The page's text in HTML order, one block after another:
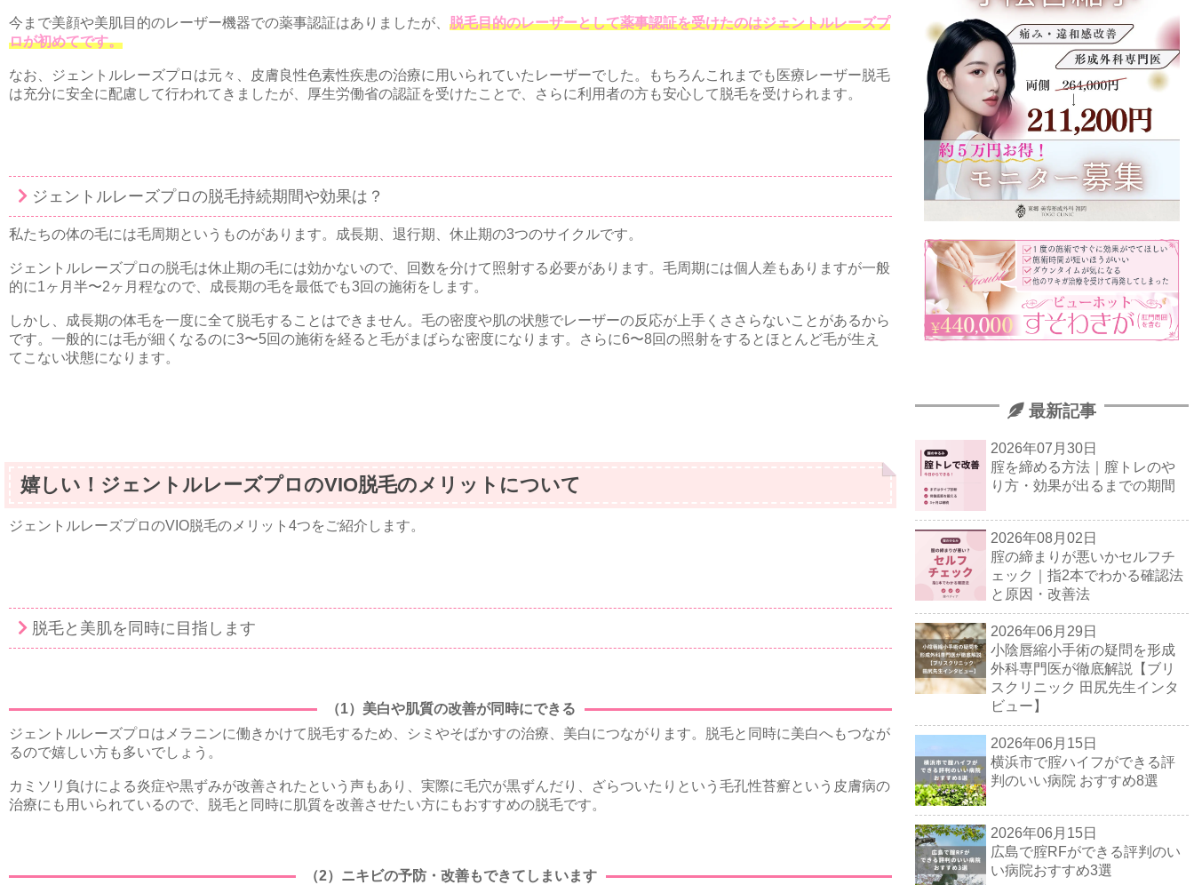
今まで美顔や美肌目的のレーザー機器での薬事認証はありましたが、 脱毛目的のレーザーとして薬事認証を受けたのはジェントルレーズプ
ロが初めてです。
なお、ジェントルレーズプロは元々、皮膚良性色素性疾患の治療に用いられていたレーザーでした。もちろんこれまでも医療レーザー脱毛
は充分に安全に配慮して行われてきましたが、厚生労働省の認証を受けたことで、さらに利用者の方も安心して脱毛を受けられます。
ジェントルレーズプロの脱毛持続期間や効果は？
私たちの体の毛には毛周期というものがあります。成長期、退行期、休止期の3つのサイクルです。
ジェントルレーズプロの脱毛は休止期の毛には効かないので、回数を分けて照射する必要があります。毛周期には個人差もありますが一般
的に1ヶ月半〜2ヶ月程なので、成長期の毛を最低でも3回の施術をします。
しかし、成長期の体毛を一度に全て脱毛することはできません。毛の密度や肌の状態でレーザーの反応が上手くささらないことがあるから
です。一般的には毛が細くなるのに3〜5回の施術を経ると毛がまばらな密度になります。さらに6〜8回の照射をするとほとんど毛が生え
てこない状態になります。
嬉しい！ジェントルレーズプロのVIO脱毛のメリットについて
ジェントルレーズプロのVIO脱毛のメリット4つをご紹介します。
脱毛と美肌を同時に目指します
（1）美白や肌質の改善が同時にできる
ジェントルレーズプロはメラニンに働きかけて脱毛するため、シミやそばかすの治療、美白につながります。脱毛と同時に美白へもつなが
るので嬉しい方も多いでしょう。
カミソリ負けによる炎症や黒ずみが改善されたという声もあり、実際に毛穴が黒ずんだり、ざらついたりという毛孔性苔癬という皮膚病の
治療にも用いられているので、脱毛と同時に肌質を改善させたい方にもおすすめの脱毛です。
（2）ニキビの予防・改善もできてしまいます
最新記事
2026年07月30日
腟を締める方法｜膣トレのや
り方・効果が出るまでの期間
2026年08月02日
腟の締まりが悪いかセルフチ
ェック｜指2本でわかる確認法
と原因・改善法
2026年06月29日
小陰唇縮小手術の疑問を形成
外科専門医が徹底解説【ブリ
スクリニック 田尻先生インタ
ビュー】
2026年06月15日
横浜市で腟ハイフができる評
判のいい病院 おすすめ8選
2026年06月15日
広島で腟RFができる評判のい
い病院おすすめ3選